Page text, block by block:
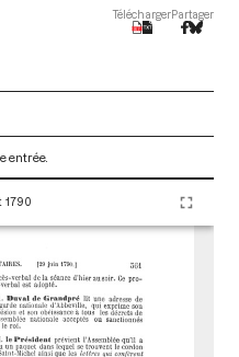
TéléchargerPartager
entrée.
1790